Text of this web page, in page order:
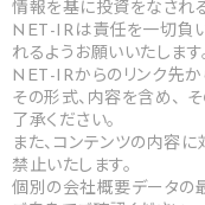
情報を基に投資をなされ
NET-IRは責任を一切負
れるようお願いいたします
NET-IRからのリンク先
その形式、内容を含め、
了承ください。
また、コンテンツの内容
禁止いたします。
個別の会社概要データの